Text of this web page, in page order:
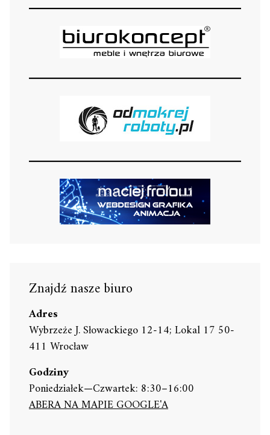
Znajdź nasze biuro
Adres
Wybrzeże J. Słowackiego 12-14; Lokal 17 50-
411 Wrocław
Godziny
Poniedziałek—Czwartek: 8:30–16:00
ABERA NA MAPIE GOOGLE'A